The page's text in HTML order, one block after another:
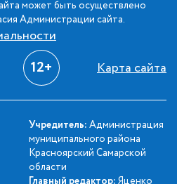
может быть осуществлено
Администрации сайта.
12+ Карта сайта
Учредитель: Администрация
муниципального района
Красноярский Самарской
области
Главный редактор: Яценко